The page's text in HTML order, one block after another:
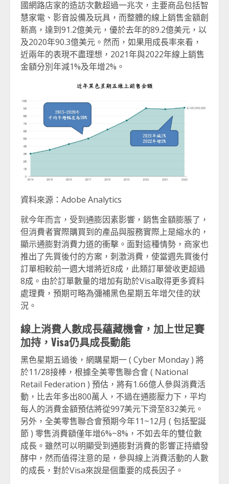
國網路店家的造訪次數超過一兆次，主要商品包括智
慧家電、影音設備及玩具，而整體的線上銷售金額創
新高，達到91.2億美元，優於去年的89.2億美元，以
及2020年90.3億美元。然而，如果用成長率來看，
近兩年的表現不盡理想，2021年與2022年線上銷售
金額分別年減1%及年增2%。
資料來源：Adobe Analytics
就今年而言，受到通膨因素影響，銷售金額膨脹了，
但消費者實際購買到的產品與服務實際上是縮水的，
顯示通膨對消費力道的衝擊。面對這種情勢，商家也
推出了先買後付的方案，刺激消費，使當週先買後付
訂單相較前一週大增將近8成，此類訂單營收更超過
8成。由於訂單數量的增加有助於Visa取得更多資料
處理費，預期可略為彌補黑色星期五年增欠佳的狀
況。
線上消費人數成長蘊藏機會，加上世足賽
加持，Visa仍具成長動能
黑色星期五過後，網購星期一 ( Cyber Monday ) 將
於11/28接棒，根據全美零售聯合會 ( National
Retail Federation ) 預估，將有1.66億人參與消費活
動，比去年多出800萬人，不過在通膨壓力下，平均
每人的消費金額預估將從997美元下滑至832美元。
另外，全美零售聯合會預期今年11~12月 ( 包括聖誕
節 ) 零售消費額僅年增6%~8%，不如去年的雙位數
成長。雖然可以明顯受到通膨對消費的影響正持續發
酵中，然而值得注意的是，參與線上消費活動的人數
的成長，對於Visa來說是個重要的成長因子。